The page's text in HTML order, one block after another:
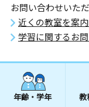
お問い合わせいただ
近くの教室を案
学習に関するお
年齢・学年 教